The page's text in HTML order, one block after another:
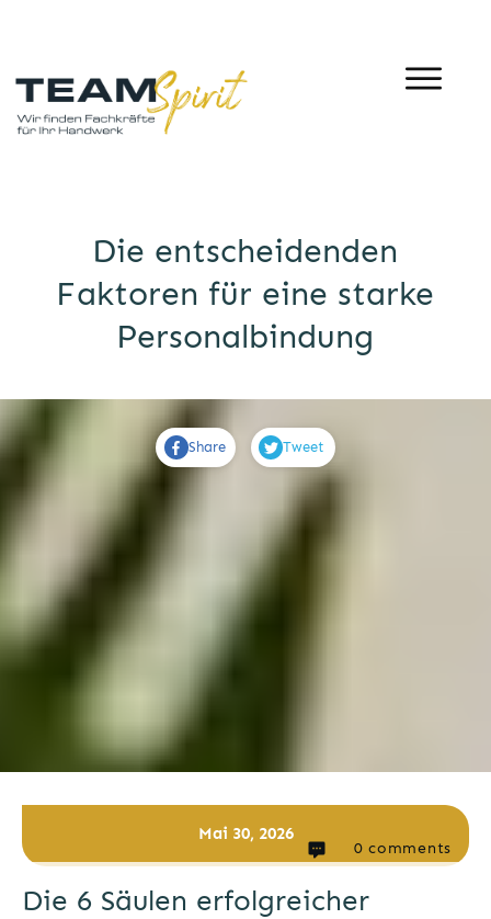
Die entscheidenden
Faktoren für eine starke
Personalbindung
Share Tweet
Mai 30, 2026
0 comments
Die 6 Säulen erfolgreicher